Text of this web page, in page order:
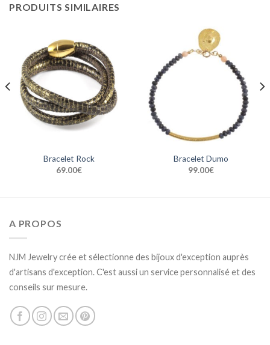
PRODUITS SIMILAIRES
Bracelet Rock
69.00€
Bracelet Dumo
99.00€
A PROPOS
NJM Jewelry crée et sélectionne des bijoux d'exception auprès
d'artisans d'exception. C'est aussi un service personnalisé et des
conseils sur mesure.